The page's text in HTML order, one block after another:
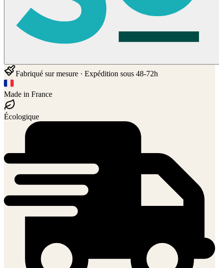
Fabriqué sur mesure · Expédition sous 48-72h
Made in France
Écologique